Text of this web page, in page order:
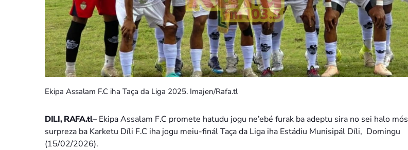
Ekipa Assalam F.C iha Taça da Liga 2025. Imajen/Rafa.tl
DILI, RAFA.tl– Ekipa Assalam F.C promete hatudu jogu ne’ebé furak ba adeptu sira no sei halo mós
surpreza ba Karketu Díli F.C iha jogu meiu-finál Taça da Liga iha Estádiu Munisipál Díli, Domingu
(15/02/2026).